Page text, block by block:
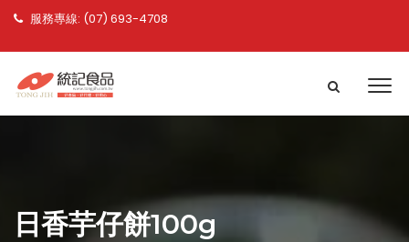
服務專線: (07) 693-4708
日香芋仔餅100g